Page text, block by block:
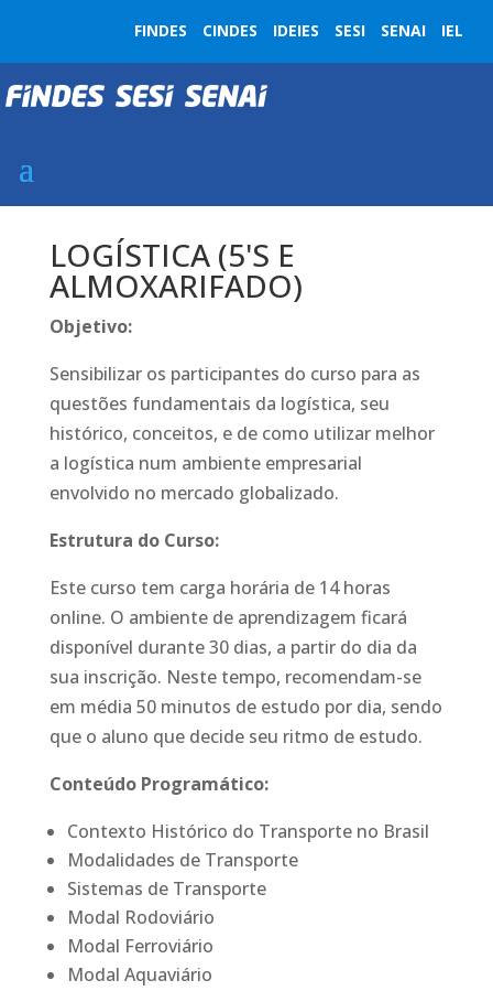
FINDES CINDES IDEIES SESI SENAI IEL
LOGÍSTICA (5'S E
ALMOXARIFADO)
Objetivo:
Sensibilizar os participantes do curso para as
questões fundamentais da logística, seu
histórico, conceitos, e de como utilizar melhor
a logística num ambiente empresarial
envolvido no mercado globalizado.
Estrutura do Curso:
Este curso tem carga horária de 14 horas
online. O ambiente de aprendizagem ficará
disponível durante 30 dias, a partir do dia da
sua inscrição. Neste tempo, recomendam-se
em média 50 minutos de estudo por dia, sendo
que o aluno que decide seu ritmo de estudo.
Conteúdo Programático:
Contexto Histórico do Transporte no Brasil
Modalidades de Transporte
Sistemas de Transporte
Modal Rodoviário
Modal Ferroviário
Modal Aquaviário